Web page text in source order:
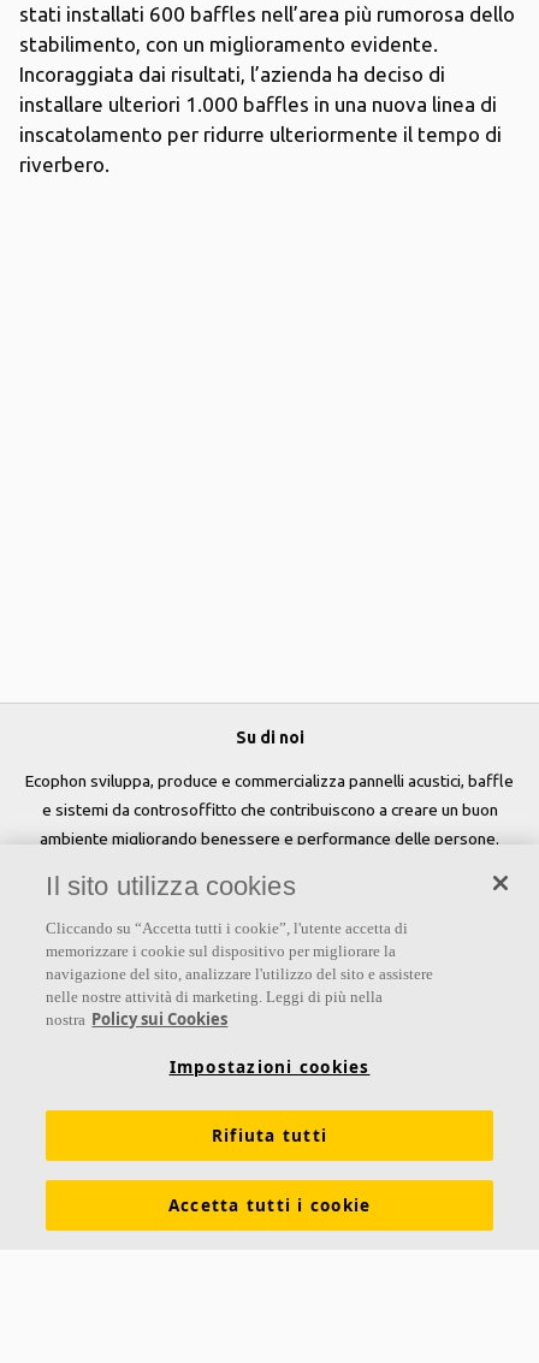
stati installati 600 baffles nell’area più rumorosa dello
stabilimento, con un miglioramento evidente.
Incoraggiata dai risultati, l’azienda ha deciso di
installare ulteriori 1.000 baffles in una nuova linea di
inscatolamento per ridurre ulteriormente il tempo di
riverbero.
Su di noi
Ecophon sviluppa, produce e commercializza pannelli acustici, baffle
e sistemi da controsoffitto che contribuiscono a creare un buon
ambiente migliorando benessere e performance delle persone.
Seguici
Links
Dichiarazioni di Performance Informazioni legali
Scarica le nostre brochure Segnalazioni Whistleblowing
Il sito utilizza cookies
Cliccando su “Accetta tutti i cookie”, l'utente accetta di
memorizzare i cookie sul dispositivo per migliorare la
navigazione del sito, analizzare l'utilizzo del sito e assistere
nelle nostre attività di marketing. Leggi di più nella
nostra Policy sui Cookies
Impostazioni cookies
Rifiuta tutti
Accetta tutti i cookie